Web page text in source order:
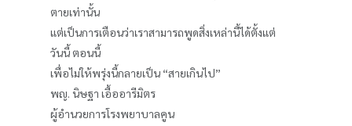
ตายเท่านั้น
แต่เป็นการเตือนว่าเราสามารถพูดสิ่งเหล่านี้ได้ตั้งแต่
วันนี้ ตอนนี้
เพื่อไม่ให้พรุ่งนี้กลายเป็น “สายเกินไป”
พญ. นิษฐา เอื้ออารีมิตร
ผู้อำนวยการโรงพยาบาลคูน